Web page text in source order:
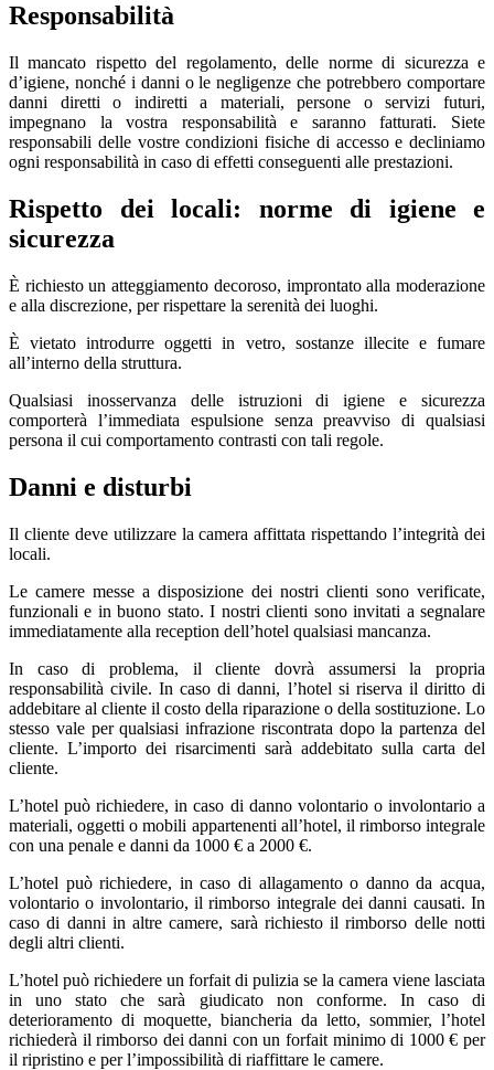
Responsabilità
Il mancato rispetto del regolamento, delle norme di sicurezza e
d’igiene, nonché i danni o le negligenze che potrebbero comportare
danni diretti o indiretti a materiali, persone o servizi futuri,
impegnano la vostra responsabilità e saranno fatturati. Siete
responsabili delle vostre condizioni fisiche di accesso e decliniamo
ogni responsabilità in caso di effetti conseguenti alle prestazioni.
Rispetto dei locali: norme di igiene e
sicurezza
È richiesto un atteggiamento decoroso, improntato alla moderazione
e alla discrezione, per rispettare la serenità dei luoghi.
È vietato introdurre oggetti in vetro, sostanze illecite e fumare
all’interno della struttura.
Qualsiasi inosservanza delle istruzioni di igiene e sicurezza
comporterà l’immediata espulsione senza preavviso di qualsiasi
persona il cui comportamento contrasti con tali regole.
Danni e disturbi
Il cliente deve utilizzare la camera affittata rispettando l’integrità dei
locali.
Le camere messe a disposizione dei nostri clienti sono verificate,
funzionali e in buono stato. I nostri clienti sono invitati a segnalare
immediatamente alla reception dell’hotel qualsiasi mancanza.
In caso di problema, il cliente dovrà assumersi la propria
responsabilità civile. In caso di danni, l’hotel si riserva il diritto di
addebitare al cliente il costo della riparazione o della sostituzione. Lo
stesso vale per qualsiasi infrazione riscontrata dopo la partenza del
cliente. L’importo dei risarcimenti sarà addebitato sulla carta del
cliente.
L’hotel può richiedere, in caso di danno volontario o involontario a
materiali, oggetti o mobili appartenenti all’hotel, il rimborso integrale
con una penale e danni da 1000 € a 2000 €.
L’hotel può richiedere, in caso di allagamento o danno da acqua,
volontario o involontario, il rimborso integrale dei danni causati. In
caso di danni in altre camere, sarà richiesto il rimborso delle notti
degli altri clienti.
L’hotel può richiedere un forfait di pulizia se la camera viene lasciata
in uno stato che sarà giudicato non conforme. In caso di
deterioramento di moquette, biancheria da letto, sommier, l’hotel
richiederà il rimborso dei danni con un forfait minimo di 1000 € per
il ripristino e per l’impossibilità di riaffittare le camere.